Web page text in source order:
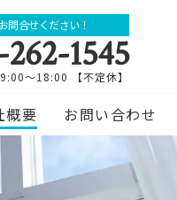
問合せください！
1545
9:00～18:00 【不定休】
概要 お問い合わせ